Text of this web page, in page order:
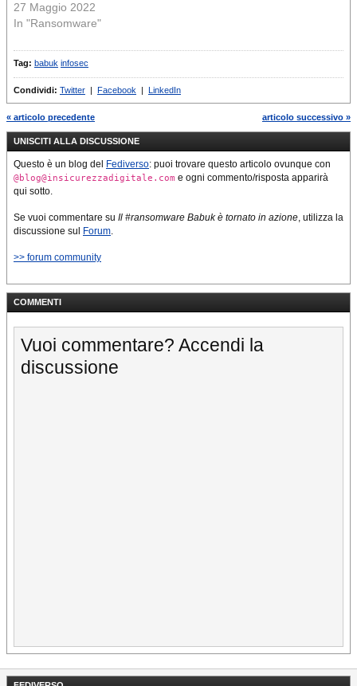
27 Maggio 2022
In "Ransomware"
Tag: babuk infosec
Condividi: Twitter | Facebook | LinkedIn
« articolo precedente articolo successivo »
UNISCITI ALLA DISCUSSIONE
Questo è un blog del Fediverso: puoi trovare questo articolo ovunque con
@blog@insicurezzadigitale.com e ogni commento/risposta apparirà
qui sotto.
Se vuoi commentare su Il #ransomware Babuk è tornato in azione, utilizza la
discussione sul
Forum.
>> forum community
COMMENTI
Vuoi commentare? Accendi la
discussione